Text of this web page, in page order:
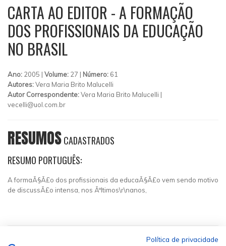
CARTA AO EDITOR - A FORMAÇÃO
DOS PROFISSIONAIS DA EDUCAÇÃO
NO BRASIL
Ano: 2005 | Volume: 27 | Número: 61
Autores:Vera Maria Brito Malucelli
Autor Correspondente:Vera Maria Brito Malucelli |
vecelli@uol.com.br
RESUMOSCADASTRADOS
RESUMO PORTUGUÊS:
A formaÃ§Ã£o dos profissionais da educaÃ§Ã£o vem sendo motivo
de discussÃ£o intensa, nos Ãºltimos\r\nanos,
Política de privacidade